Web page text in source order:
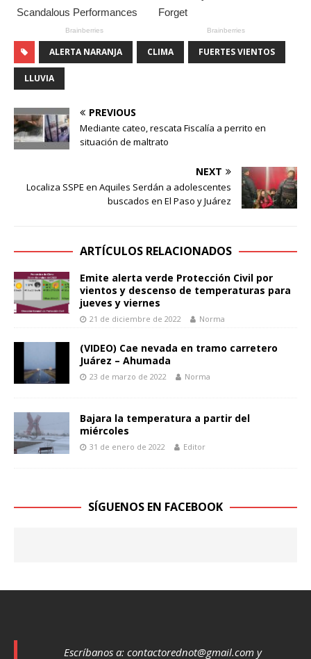
ALERTA NARANJA CLIMA FUERTES VIENTOS
LLUVIA
PREVIOUS
Mediante cateo, rescata Fiscalía a perrito en
situación de maltrato
NEXT
Localiza SSPE en Aquiles Serdán a adolescentes
buscados en El Paso y Juárez
ARTÍCULOS RELACIONADOS
Emite alerta verde Protección Civil por
vientos y descenso de temperaturas para
jueves y viernes
21 de diciembre de 2022 Norma
(VIDEO) Cae nevada en tramo carretero
Juárez – Ahumada
23 de marzo de 2022 Norma
Bajara la temperatura a partir del
miércoles
31 de enero de 2022 Editor
SÍGUENOS EN FACEBOOK
Escríbanos a: contactorednot@gmail.comy